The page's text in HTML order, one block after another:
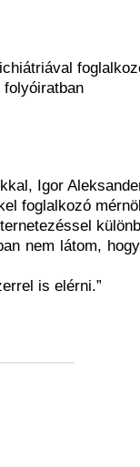
Igor
foglalkozó
nem látom,
is elérni.”